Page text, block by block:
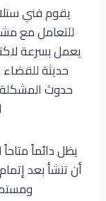
يقوم فني
للتعامل مع
يعمل بسرعة
حديثة
حدوث
يظل دائماً
أن تنشأ بعد